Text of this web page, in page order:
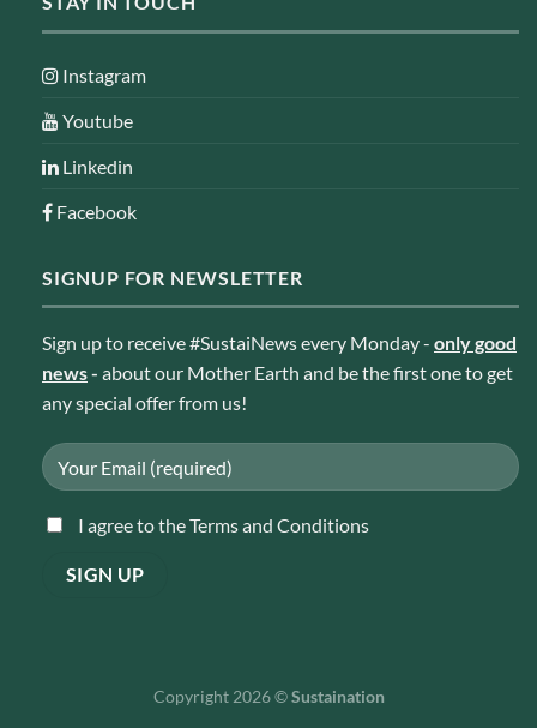
Instagram
Youtube
Linkedin
Facebook
SIGNUP FOR NEWSLETTER
Sign up to receive #SustaiNews every Monday - only good
news- about our Mother Earth and be the first one to get
any special offer from us!
I agree to the Terms and Conditions
Copyright 2026 ©Sustaination